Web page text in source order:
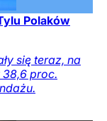
Polaków
się teraz, na
38,6 proc.